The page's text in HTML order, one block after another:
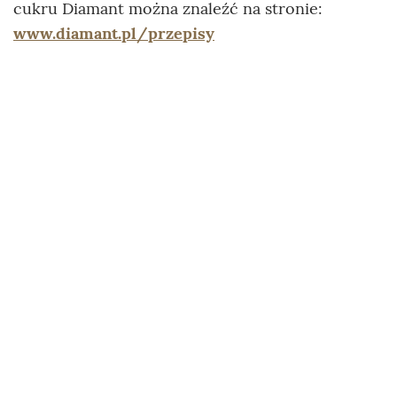
cukru Diamant można znaleźć na stronie:
www.diamant.pl/przepisy